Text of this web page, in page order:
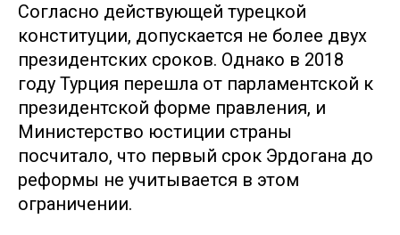
Согласно действующей турецкой
конституции, допускается не более двух
президентских сроков. Однако в 2018
году Турция перешла от парламентской к
президентской форме правления, и
Министерство юстиции страны
посчитало, что первый срок Эрдогана до
реформы не учитывается в этом
ограничении.